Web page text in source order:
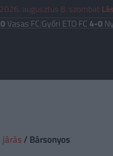
2026. augusztus 8. szombat
FC|Győri ETO FC4-0
/ Bársonyos